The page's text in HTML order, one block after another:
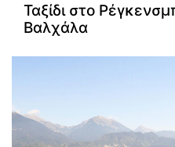
Ταξίδι στο
Βαλχάλα